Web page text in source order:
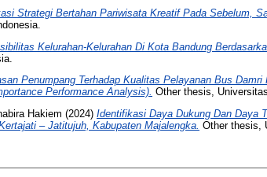
Strategi Bertahan Pariwisata Kreatif Pada Sebelum,
Kelurahan-Kelurahan Di Kota Bandung
Penumpang Terhadap Kualitas Pelayanan Bus
Performance Analysis). Other thesis,
Hakiem (2024) Identifikasi Daya Dukung Dan Daya
– Jatitujuh, Kabupaten Majalengka. Other thesis,